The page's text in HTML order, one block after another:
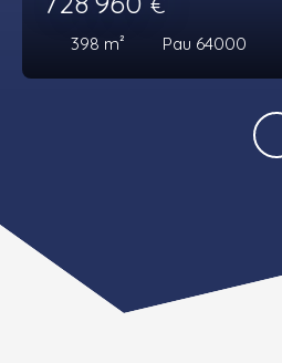
398 m² Pau 64000